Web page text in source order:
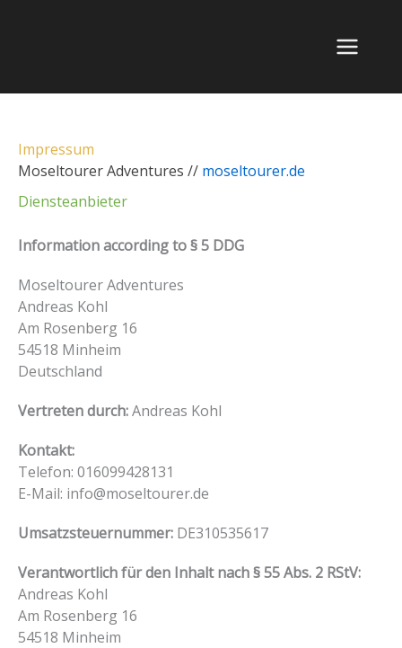
Impressum
Moseltourer Adventures // moseltourer.de
Diensteanbieter
Information according to § 5 DDG
Moseltourer Adventures
Andreas Kohl
Am Rosenberg 16
54518 Minheim
Deutschland
Vertreten durch:Andreas Kohl
Kontakt:
Telefon: 016099428131
E-Mail: info@moseltourer.de
Umsatzsteuernummer: DE310535617
Verantwortlich für den Inhalt nach § 55 Abs. 2 RStV:
Andreas Kohl
Am Rosenberg 16
54518 Minheim